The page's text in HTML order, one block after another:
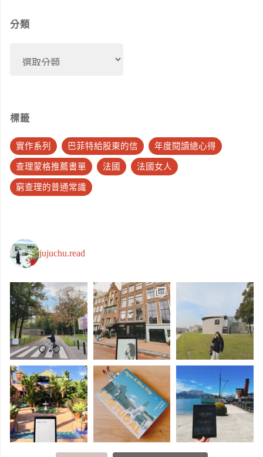
分類
標籤
實作系列 巴菲特給股東的信 年度閱讀總心得
查理蒙格推薦書單 法國 法國女人
窮查理的普通常識
jujuchu.read